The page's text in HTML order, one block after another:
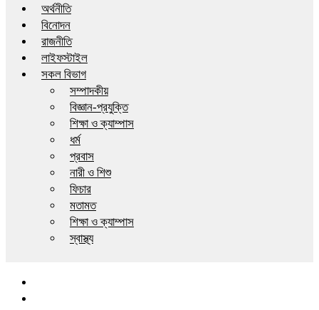
অর্থনীতি
বিনোদন
রাজনীতি
লাইফস্টাইল
সকল বিভাগ
সম্পাদকীয়
বিজ্ঞান-প্রযুক্তি
শিক্ষা ও ক্যাম্পাস
ধর্ম
প্রবাস
নারী ও শিশু
ফিচার
মতামত
শিক্ষা ও ক্যাম্পাস
স্বাস্থ্য